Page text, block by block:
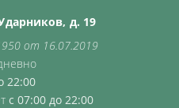
д. 19
от 16.07.2019
22:00
с 07:00 до 22:00